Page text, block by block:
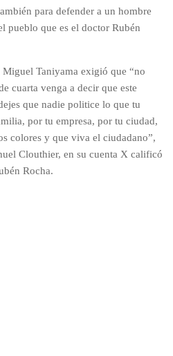
para defender a un hombre
pueblo que es el doctor Rubén
Miguel Taniyama exigió que “no
cuarta venga a decir que este
que nadie politice lo que tu
por tu empresa, por tu ciudad,
colores y que viva el ciudadano”,
Clouthier, en su cuenta X calificó
Rocha.